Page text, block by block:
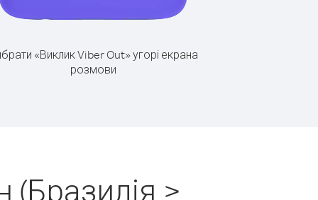
«Виклик Viber Out» угорі екрана
розмови
>